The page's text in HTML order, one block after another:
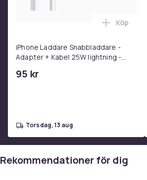
iPhone Laddare Snabbladdare -
Adapter + Kabel 25W lightning -
95 kr
Lägg till
Köp
torsdag, 13 aug
Rekommendationer för dig